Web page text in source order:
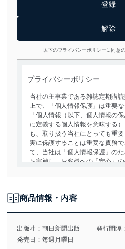
以下のプライバシーポリシーに同意
プライバシーポリシー
当社の主事業である雑誌定期購
上で、「個人情報保護」は重要
「個人情報（以下、個人情報の
に定義する個人情報を意味する
も、取り扱う当社にとっても重
実に保護することは重要な責務
て、当社は「個人情報保護」の
を実施し、お客様への「安心」
用目的を明確にし、本人の同意
達成に必要な範囲内で適法かつ公
得・利用・提供を行います。また
個人情報は、同意を得ずに目的外
商品情報・内容
出版社： 朝日新聞出版
発行間隔
発売日：毎週月曜日